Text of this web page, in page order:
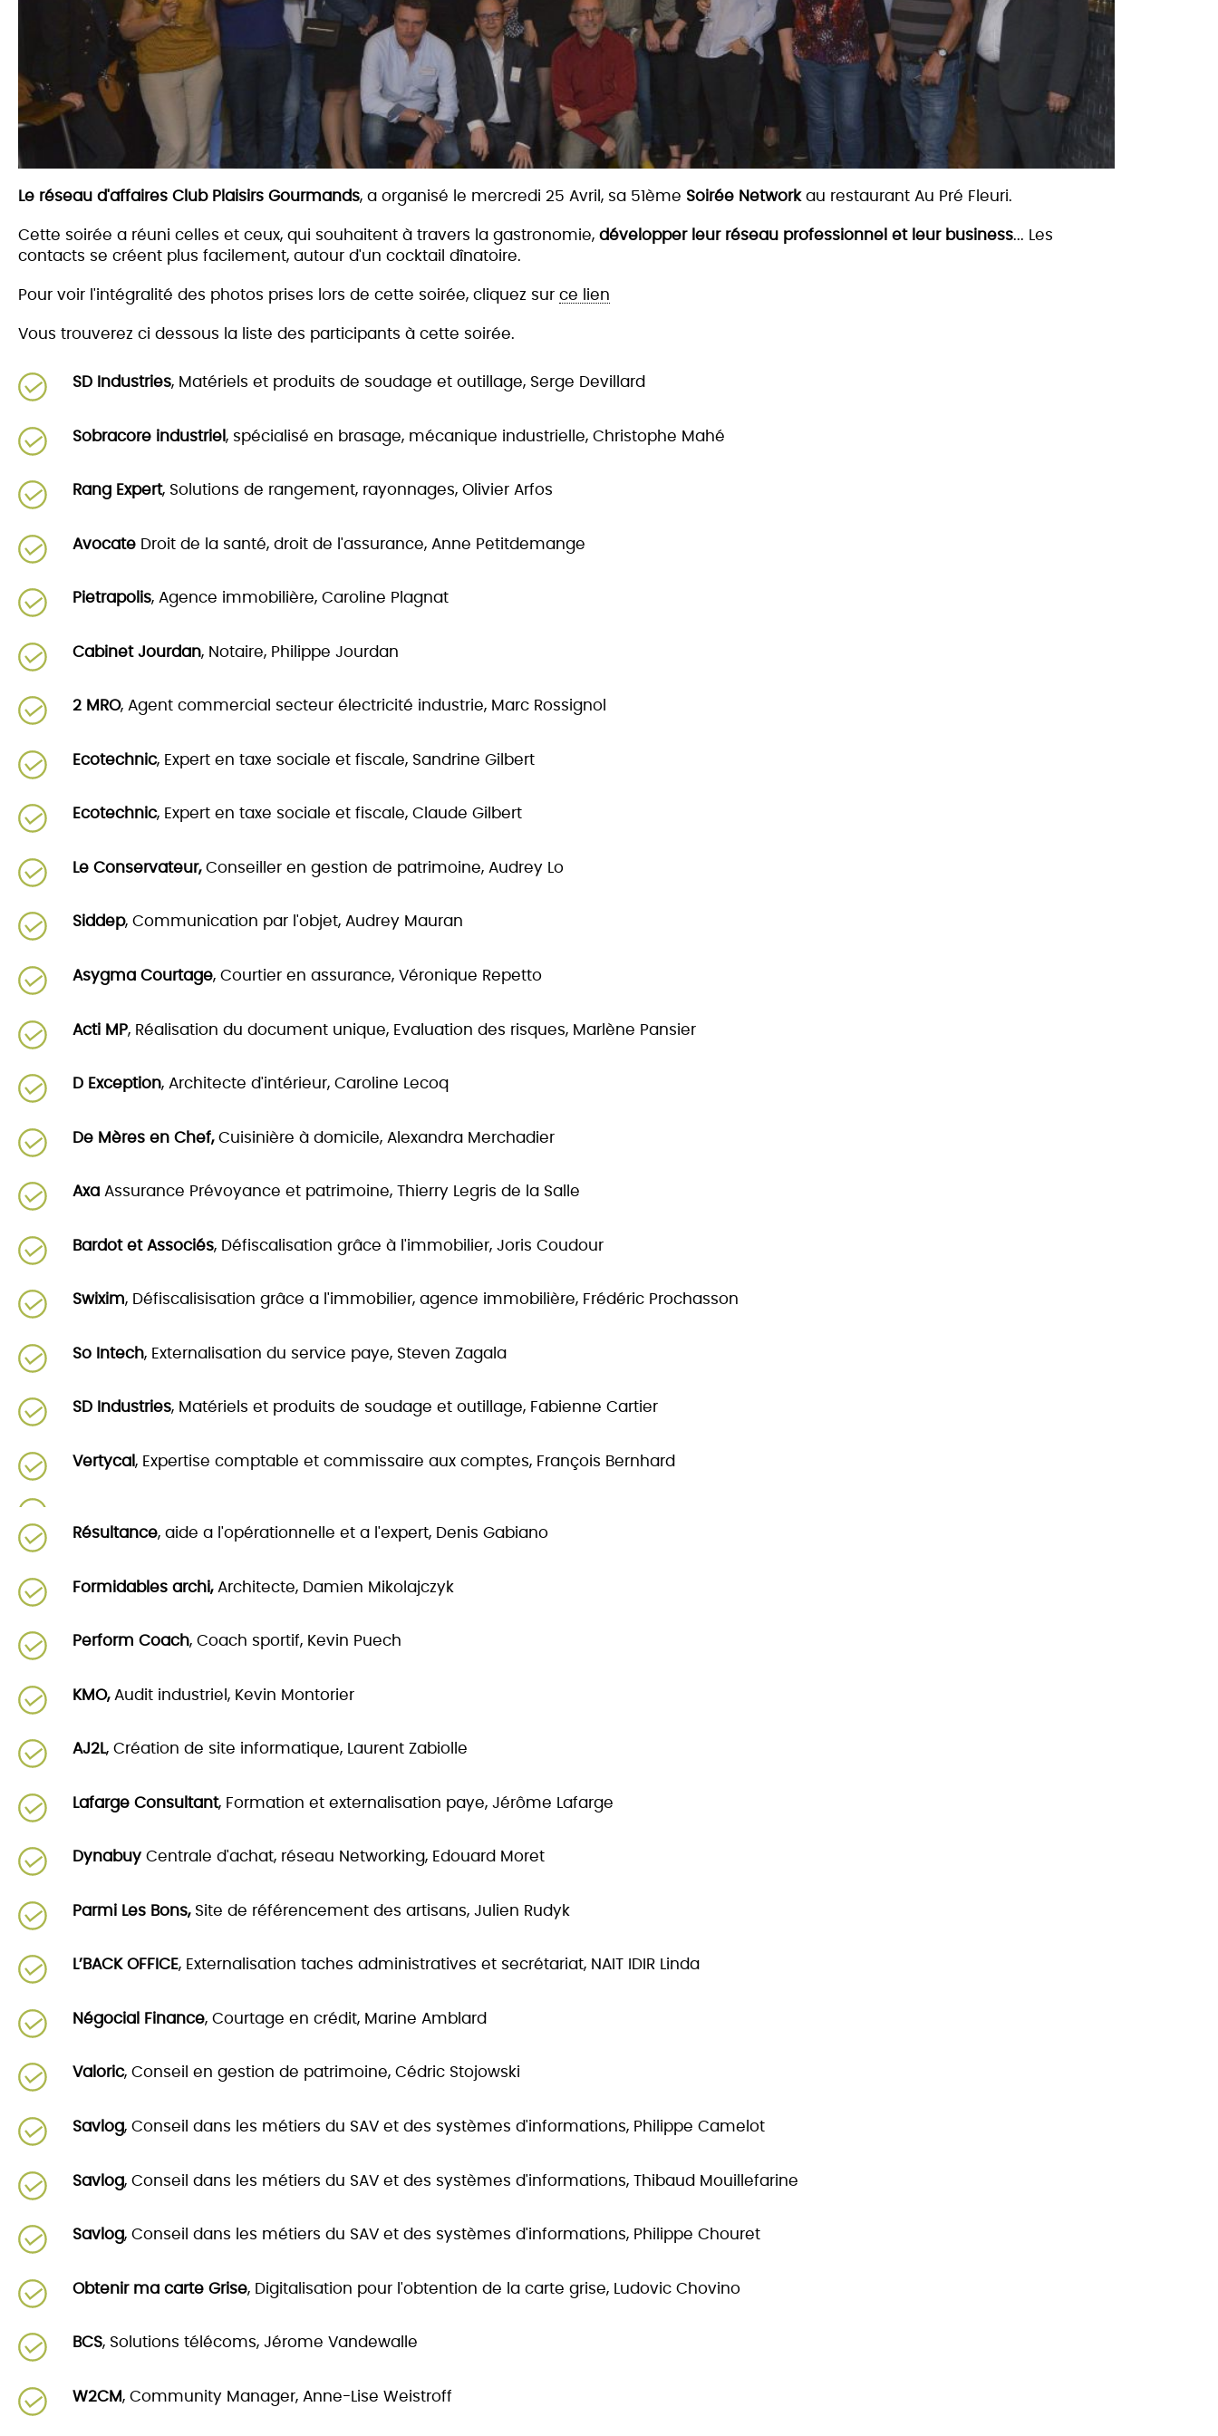
Le réseau d'affaires Club Plaisirs Gourmands, a organisé le mercredi 25 Avril, sa 51ème Soirée Networkau restaurant Au Pré Fleuri.
Cette soirée a réuni celles et ceux, qui souhaitent à travers la gastronomie, développer leur réseau professionnel et leur business... Les
contacts se créent plus facilement, autour d'un cocktail dînatoire.
Pour voir l'intégralité des photos prises lors de cette soirée, cliquez sur ce lien
Vous trouverez ci dessous la liste des participants à cette soirée.
SD Industries, Matériels et produits de soudage et outillage, Serge Devillard
Sobracore industriel , spécialisé en brasage, mécanique industrielle, Christophe Mahé
Rang Expert, Solutions de rangement, rayonnages, Olivier Arfos
Avocate Droit de la santé, droit de l'assurance, Anne Petitdemange
Pietrapolis, Agence immobilière, Caroline Plagnat
Cabinet Jourdan, Notaire, Philippe Jourdan
2 MRO, Agent commercial secteur électricité industrie, Marc Rossignol
Ecotechnic, Expert en taxe sociale et fiscale, Sandrine Gilbert
Ecotechnic, Expert en taxe sociale et fiscale, Claude Gilbert
Le Conservateur,Conseiller en gestion de patrimoine, Audrey Lo
Siddep, Communication par l'objet, Audrey Mauran
Asygma Courtage, Courtier en assurance, Véronique Repetto
Acti MP, Réalisation du document unique, Evaluation des risques, Marlène Pansier
D Exception, Architecte d'intérieur, Caroline Lecoq
De Mères en Chef,Cuisinière à domicile, Alexandra Merchadier
Axa Assurance Prévoyance et patrimoine, Thierry Legris de la Salle
Bardot et Associés, Défiscalisation grâce à l'immobilier, Joris Coudour
Swixim, Défiscalisisation grâce a l'immobilier, agence immobilière, Frédéric Prochasson
So Intech, Externalisation du service paye, Steven Zagala
SD Industries, Matériels et produits de soudage et outillage, Fabienne Cartier
Vertycal , Expertise comptable et commissaire aux comptes, François Bernhard
Résultance, aide a l'opérationnelle et a l'expert, Denis Gabiano
Formidables archi,Architecte, Damien Mikolajczyk
Perform Coach, Coach sportif, Kevin Puech
KMO, Audit industriel, Kevin Montorier
AJ2L, Création de site informatique, Laurent Zabiolle
Lafarge Consultant, Formation et externalisation paye, Jérôme Lafarge
Dynabuy Centrale d'achat, réseau Networking, Edouard Moret
Parmi Les Bons,Site de référencement des artisans, Julien Rudyk
L’BACK OFFICE, Externalisation taches administratives et secrétariat, NAIT IDIR Linda
Négocial Finance, Courtage en crédit, Marine Amblard
Valoric, Conseil en gestion de patrimoine, Cédric Stojowski
Savlog, Conseil dans les métiers du SAV et des systèmes d'informations, Philippe Camelot
Savlog, Conseil dans les métiers du SAV et des systèmes d'informations, Thibaud Mouillefarine
Savlog, Conseil dans les métiers du SAV et des systèmes d'informations, Philippe Chouret
Obtenir ma carte Grise, Digitalisation pour l'obtention de la carte grise, Ludovic Chovino
BCS, Solutions télécoms, Jérome Vandewalle
W2CM, Community Manager, Anne-Lise Weistroff